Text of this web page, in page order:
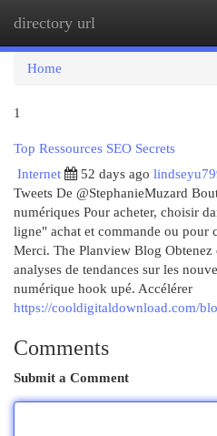
directory url
Home
1
Top Ressources SEO Secrets
Internet
52 days ago
Tweets De @StephanieMuzard
numériques Pour acheter, choisir
ligne" achat et commande ou pour
Merci. The Planview Blog Obtenez
analyses de tendances sur les
numérique hook upé. Accélérer
https://cooldigitaldownload.com/
Comments
Submit a Comment